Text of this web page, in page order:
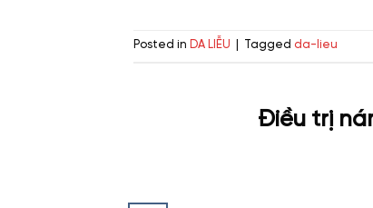
Posted in DA LIỄU Tagged da-lieu
Điều trị